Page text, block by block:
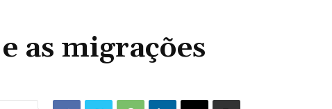
as migrações